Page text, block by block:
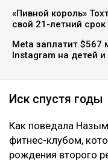
«Пивной король»
свой 21-летний срок
Meta заплатит $567
Instagram на детей
Иск спустя годы
Как поведала
фитнес-клубом,
рождения второго